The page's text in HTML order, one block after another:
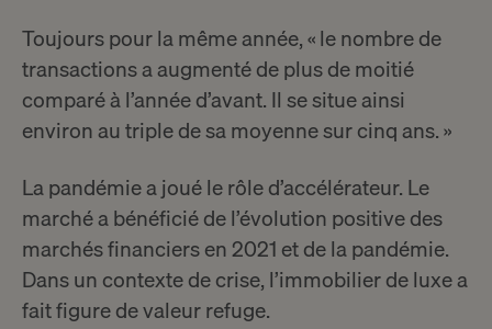
Toujours pour la même année, « le nombre de
transactions a augmenté de plus de moitié
comparé à l’année d’avant. Il se situe ainsi
environ au triple de sa moyenne sur cinq ans. »
La pandémie a joué le rôle d’accélérateur. Le
marché a bénéficié de l’évolution positive des
marchés financiers en 2021 et de la pandémie.
Dans un contexte de crise, l’immobilier de luxe a
fait figure de valeur refuge.